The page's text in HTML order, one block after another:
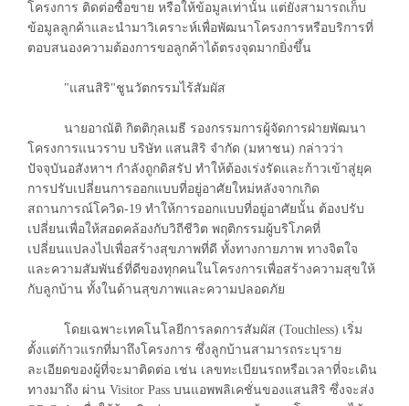
โครงการ ติดต่อซื้อขาย หรือให้ข้อมูลเท่านั้น แต่ยังสามารถเก็บ
ข้อมูลลูกค้าและนำมาวิเคราะห์เพื่อพัฒนาโครงการหรือบริการที่
ตอบสนองความต้องการขอลูกค้าได้ตรงจุดมากยิ่งขึ้น
"แสนสิริ"ชูนวัตกรรมไร้สัมผัส
นายอาณัติ กิตติกุลเมธี รองกรรมการผู้จัดการฝ่ายพัฒนา
โครงการแนวราบ บริษัท แสนสิริ จำกัด (มหาชน) กล่าวว่า
ปัจจุบันอสังหาฯ กำลังถูกดิสรัป ทำให้ต้องเร่งรัดและก้าวเข้าสู่ยุค
การปรับเปลี่ยนการออกแบบที่อยู่อาศัยใหม่หลังจากเกิด
สถานการณ์โควิด-19 ทำให้การออกแบบที่อยู่อาศัยนั้น ต้องปรับ
เปลี่ยนเพื่อให้สอดคล้องกับวิถีชีวิต พฤติกรรมผู้บริโภคที่
เปลี่ยนแปลงไปเพื่อสร้างสุขภาพที่ดี ทั้งทางกายภาพ ทางจิตใจ
และความสัมพันธ์ที่ดีของทุกคนในโครงการเพื่อสร้างความสุขให้
กับลูกบ้าน ทั้งในด้านสุขภาพและความปลอดภัย
โดยเฉพาะเทคโนโลยีการลดการสัมผัส (Touchless) เริ่ม
ตั้งแต่ก้าวแรกที่มาถึงโครงการ ซึ่งลูกบ้านสามารถระบุราย
ละเอียดของผู้ที่จะมาติดต่อ เช่น เลขทะเบียนรถหรือเวลาที่จะเดิน
ทางมาถึง ผ่าน Visitor Pass บนแอพพลิเคชั่นของแสนสิริ ซึ่งจะส่ง